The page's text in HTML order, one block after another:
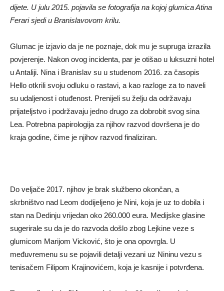
dijete. U julu 2015. pojavila se fotografija na kojoj glumica Atina
Ferari sjedi u Branislavovom krilu.
Glumac je izjavio da je ne poznaje, dok mu je supruga izrazila
povjerenje. Nakon ovog incidenta, par je otišao u luksuzni hotel
u Antaliji. Nina i Branislav su u studenom 2016. za časopis
Hello otkrili svoju odluku o rastavi, a kao razloge za to naveli
su udaljenost i otuđenost. Prenijeli su želju da održavaju
prijateljstvo i podržavaju jedno drugo za dobrobit svog sina
Lea. Potrebna papirologija za njihov razvod dovršena je do
kraja godine, čime je njihov razvod finaliziran.
Do veljače 2017. njihov je brak službeno okončan, a
skrbništvo nad Leom dodijeljeno je Nini, koja je uz to dobila i
stan na Dedinju vrijedan oko 260.000 eura. Medijske glasine
sugerirale su da je do razvoda došlo zbog Lejkine veze s
glumicom Marijom Vicković, što je ona opovrgla. U
međuvremenu su se pojavili detalji vezani uz Nininu vezu s
tenisačem Filipom Krajinovićem, koja je kasnije i potvrđena.